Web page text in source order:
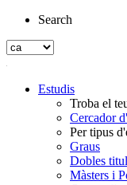
Search
Estudis
Troba el
Cercador
Per tipus
Graus
Dobles
Màsters i